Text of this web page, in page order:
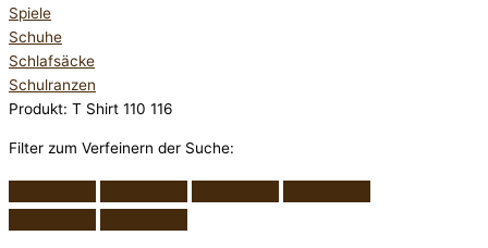
Spiele
Schuhe
Schlafsäcke
Schulranzen
Produkt: T Shirt 110 116
Filter zum Verfeinern der Suche: